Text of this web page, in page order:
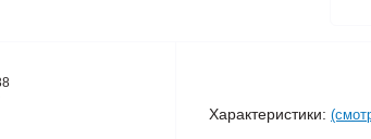
Характеристики: